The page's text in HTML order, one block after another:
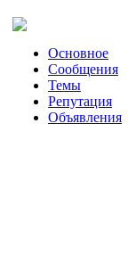
Основное
Сообщения
Темы
Репутация
Объявления